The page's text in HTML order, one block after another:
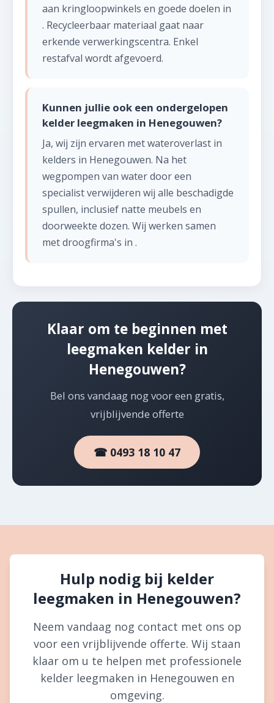
aan kringloopwinkels en goede doelen in
. Recycleerbaar materiaal gaat naar
erkende verwerkingscentra. Enkel
restafval wordt afgevoerd.
Kunnen jullie ook een ondergelopen
kelder leegmaken in Henegouwen?
Ja, wij zijn ervaren met wateroverlast in
kelders in Henegouwen. Na het
wegpompen van water door een
specialist verwijderen wij alle beschadigde
spullen, inclusief natte meubels en
doorweekte dozen. Wij werken samen
met droogfirma's in .
Klaar om te beginnen met
leegmaken kelder in
Henegouwen?
Bel ons vandaag nog voor een gratis,
vrijblijvende offerte
☎ 0493 18 10 47
Hulp nodig bij kelder
leegmaken in Henegouwen?
Neem vandaag nog contact met ons op
voor een vrijblijvende offerte. Wij staan
klaar om u te helpen met professionele
kelder leegmaken in Henegouwen en
omgeving.